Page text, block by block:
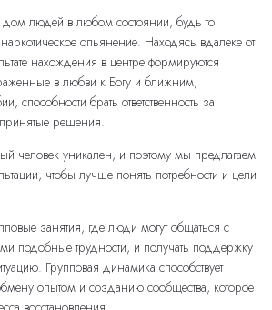
людей в любом состоянии, будь то
опьянение. Находясь вдалеке от
нахождения в центре формируются
в любви к Богу и ближним,
способности брать ответственность за
решения.
человек уникален, и поэтому мы предлагаем
чтобы лучше понять потребности и цели
занятия, где люди могут общаться с
подобные трудности, и получать поддержку
Групповая динамика способствует
опытом и созданию сообщества, которое